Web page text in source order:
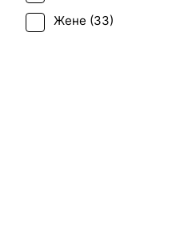
Жене (33)